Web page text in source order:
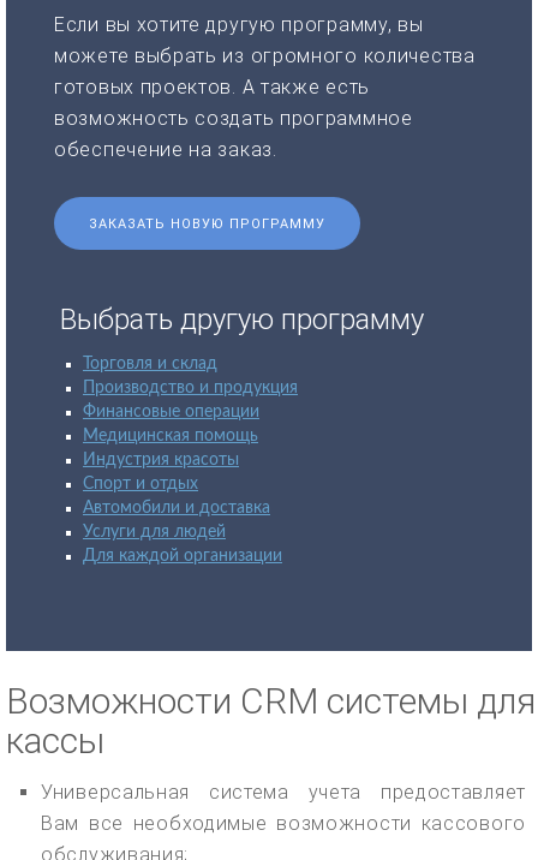
Если вы хотите другую программу, вы
можете выбрать из огромного количества
готовых проектов. А также есть
возможность создать программное
обеспечение на заказ.
ЗАКАЗАТЬ НОВУЮ ПРОГРАММУ
Выбрать другую программу
Торговля и склад
Производство и продукция
Финансовые операции
Медицинская помощь
Индустрия красоты
Спорт и отдых
Автомобили и доставка
Услуги для людей
Для каждой организации
Возможности CRM системы для
кассы
Универсальная система учета предоставляет
Вам все необходимые возможности кассового
обслуживания;